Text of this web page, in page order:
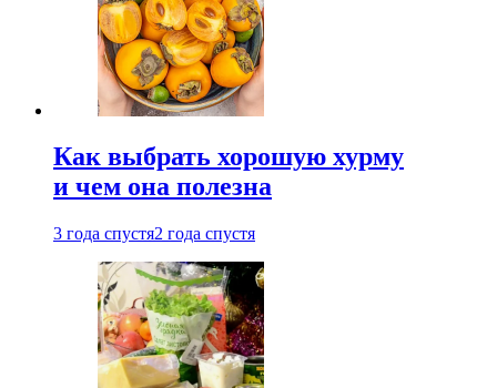
Как выбрать хорошую хурму
и чем она полезна
3 года спустя2 года спустя